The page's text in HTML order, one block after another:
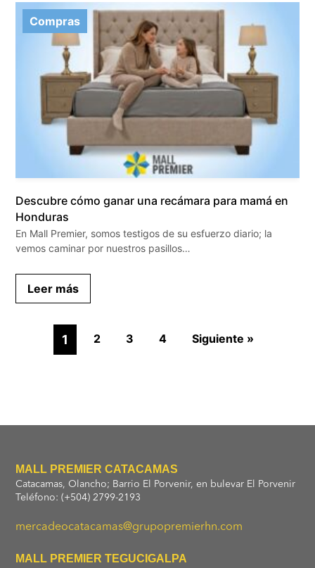
Compras
Descubre cómo ganar una recámara para mamá en
Honduras
En Mall Premier, somos testigos de su esfuerzo diario; la
vemos caminar por nuestros pasillos…
Leer más
1 2 3 4 Siguiente »
MALL PREMIER CATACAMAS
Catacamas, Olancho; Barrio El Porvenir, en bulevar El Porvenir
Teléfono: (+504) 2799-2193
mercadeocatacamas@grupopremierhn.com
MALL PREMIER TEGUCIGALPA